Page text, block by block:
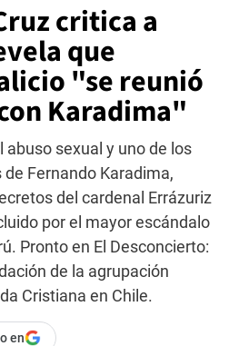
critica a
que
"se reunió
Karadima"
sexual y uno de los
Fernando Karadima,
del cardenal Errázuriz
por el mayor escándalo
Pronto en El Desconcierto:
de la agrupación
Cristiana en Chile.
en